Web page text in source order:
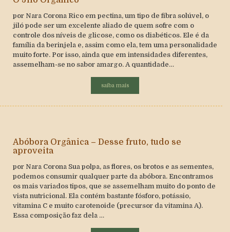
por Nara Corona Rico em pectina, um tipo de fibra solúvel, o
jiló pode ser um excelente aliado de quem sofre com o
controle dos níveis de glicose, como os diabéticos. Ele é da
família da berinjela e, assim como ela, tem uma personalidade
muito forte. Por isso, ainda que em intensidades diferentes,
assemelham-se no sabor amargo. A quantidade…
saiba mais
Abóbora Orgânica – Desse fruto, tudo se
aproveita
por Nara Corona Sua polpa, as flores, os brotos e as sementes,
podemos consumir qualquer parte da abóbora. Encontramos
os mais variados tipos, que se assemelham muito do ponto de
vista nutricional. Ela contém bastante fósforo, potássio,
vitamina C e muito carotenoide (precursor da vitamina A).
Essa composição faz dela …